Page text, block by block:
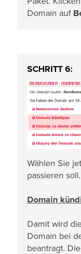
Domain auf
SCHRITT 6:
Wählen Sie
passieren soll.
Domain
Damit wird
Domain bei
beantragt.